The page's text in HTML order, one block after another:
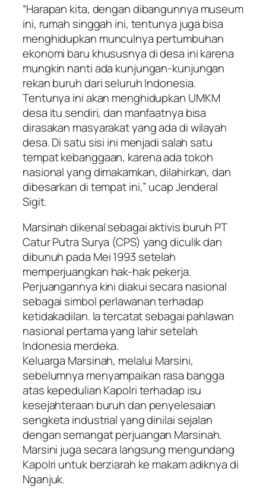
“Harapan kita, dengan dibangunnya museum
ini, rumah singgah ini, tentunya juga bisa
menghidupkan munculnya pertumbuhan
ekonomi baru khususnya di desa ini karena
mungkin nanti ada kunjungan-kunjungan
rekan buruh dari seluruh Indonesia.
Tentunya ini akan menghidupkan UMKM
desa itu sendiri, dan manfaatnya bisa
dirasakan masyarakat yang ada di wilayah
desa. Di satu sisi ini menjadi salah satu
tempat kebanggaan, karena ada tokoh
nasional yang dimakamkan, dilahirkan, dan
dibesarkan di tempat ini,” ucap Jenderal
Sigit.
Marsinah dikenal sebagai aktivis buruh PT
Catur Putra Surya (CPS) yang diculik dan
dibunuh pada Mei 1993 setelah
memperjuangkan hak-hak pekerja.
Perjuangannya kini diakui secara nasional
sebagai simbol perlawanan terhadap
ketidakadilan. Ia tercatat sebagai pahlawan
nasional pertama yang lahir setelah
Indonesia merdeka.
Keluarga Marsinah, melalui Marsini,
sebelumnya menyampaikan rasa bangga
atas kepedulian Kapolri terhadap isu
kesejahteraan buruh dan penyelesaian
sengketa industrial yang dinilai sejalan
dengan semangat perjuangan Marsinah.
Marsini juga secara langsung mengundang
Kapolri untuk berziarah ke makam adiknya di
Nganjuk.